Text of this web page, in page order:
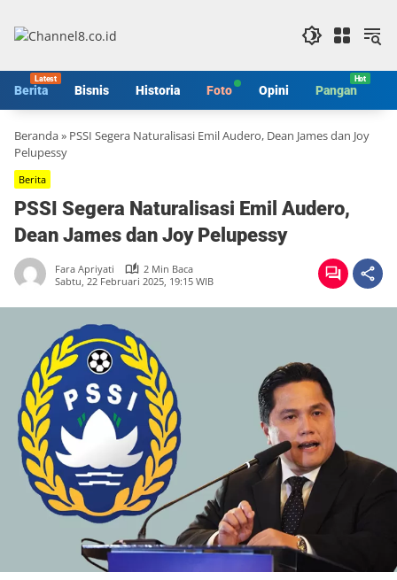
konten
Berita Bisnis Historia Foto Opini Pangan
Beranda» PSSI Segera Naturalisasi Emil Audero, Dean James dan Joy
Pelupessy
Berita
PSSI Segera Naturalisasi Emil Audero,
Dean James dan Joy Pelupessy
Fara Apriyati
2 Min Baca
Sabtu, 22 Februari 2025, 19:15 WIB